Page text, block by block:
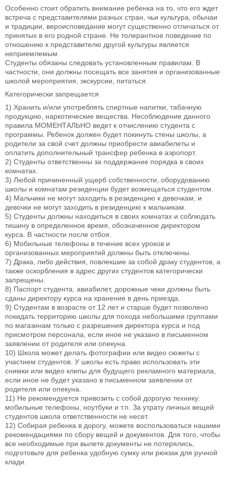
Особенно стоит обратить внимание ребенка на то, что его ждет
встреча с представителями разных стран, чьи культура, обычаи
и традиции, вероисповедание могут существенно отличаться от
принятых в его родной стране. Не толерантное поведение по
отношению к представителю другой культуры является
неприемлемым.
Студенты обязаны следовать установленным правилам. В
частности, они должны посещать все занятия и организованные
школой мероприятия, экскурсии, питаться.
Категорически запрещается
1) Хранить и/или употреблять спиртные напитки, табачную
продукцию, наркотические вещества. Несоблюдение данного
правила МОМЕНТАЛЬНО ведет к отчислению студента с
программы. Ребенок должен будет покинуть стены школы, а
родители за свой счет должны приобрести авиабилеты и
оплатить дополнительный трансфер ребенка в аэропорт.
2) Студенты ответственны за поддержание порядка в своих
комнатах.
3) Любой причиненный ущерб собственности, оборудованию
школы и комнатам резиденции будет возмещаться студентом.
4) Мальчики не могут заходить в резиденцию к девочкам, и
девочки не могут заходить в резиденцию к мальчикам.
5) Студенты должны находиться в своих комнатах и соблюдать
тишину в определенное время, обозначенное директором
курса. В частности после отбоя.
6) Мобильные телефоны в течение всех уроков и
организованных мероприятий должны быть отключены.
7) Драка, либо действия, повлекшие за собой драку студентов, а
также оскорбления в адрес других студентов категорически
запрещены.
8) Паспорт студента, авиабилет, дорожные чеки должны быть
сданы директору курса на хранение в день приезда.
9) Студентам в возрасте от 12 лет и старше будет позволено
покидать территорию школы для похода небольшими группами
по магазинам только с разрешения директора курса и под
присмотром персонала, если иное не указано в письменном
заявлении от родителя или опекуна.
10) Школа может делать фотографии или видео сюжеты с
участием студентов. У школы есть право использовать эти
снимки или видео клипы для будущего рекламного материала,
если иное не будет указано в письменном заявлении от
родителя или опекуна.
11) Не рекомендуется привозить с собой дорогую технику:
мобильные телефоны, ноутбуки и т.п. За утрату личных вещей
студентов школа ответственности не несет.
12) Собирая ребенка в дорогу, можете воспользоваться нашими
рекомендациями по сбору вещей и документов. Для того, чтобы
все необходимые при вылете документы не потерялись,
подготовьте для ребенка удобную сумку или рюкзак для ручной
клади.